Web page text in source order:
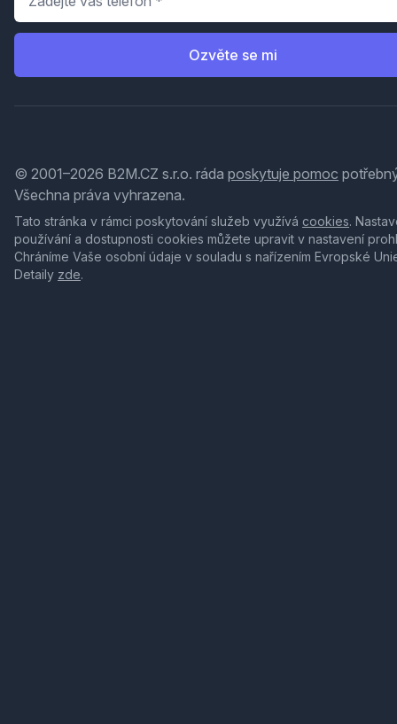
Ozvěte se mi
© 2001–2026 B2M.CZ s.r.o. ráda poskytuje pomoc
Všechna práva vyhrazena.
Tato stránka v rámci poskytování služeb využívá cookies.
používání a dostupnosti cookies můžete upravit v nastavení
Chráníme Vaše osobní údaje v souladu s nařízením Evropské
Detaily zde.